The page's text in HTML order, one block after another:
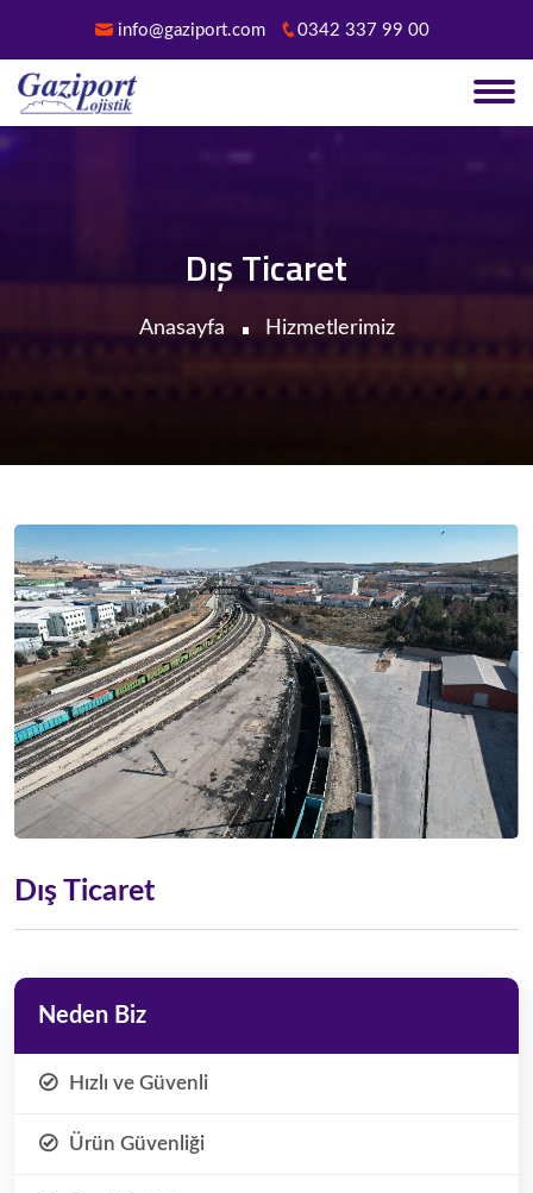
info@gaziport.com 0342 337 99 00
Dış Ticaret
Anasayfa Hizmetlerimiz
Dış Ticaret
Neden Biz
Hızlı ve Güvenli
Ürün Güvenliği